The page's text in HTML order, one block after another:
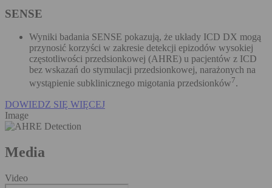
SENSE
Wyniki badania SENSE pokazują, że układy ICD DX mogą
przynosić korzyści w zakresie detekcji epizodów wysokiej
częstotliwości przedsionkowej (AHRE) u pacjentów z ICD
bez wskazań do stymulacji przedsionkowej, narażonych na
wystąpienie subklinicznego migotania przedsionków7.
DOWIEDZ SIĘ WIĘCEJ
Image
Media
Video